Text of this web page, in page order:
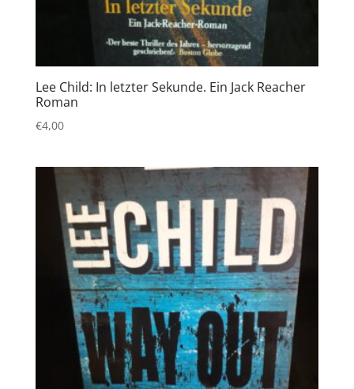
Lee Child: In letzter Sekunde. Ein Jack Reacher
Roman
€4,00